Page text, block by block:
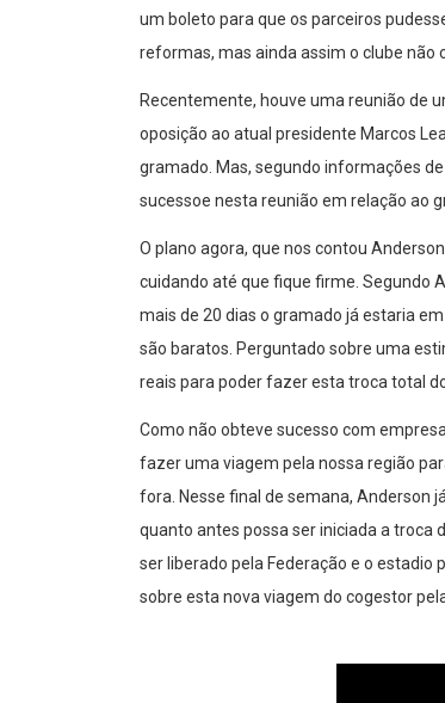
um boleto para que os parceiros
reformas, mas ainda assim o clube não
Recentemente, houve uma reunião de
oposição ao atual presidente Marcos
gramado. Mas, segundo informações
sucessoe nesta reunião em relação ao
O plano agora, que nos contou
cuidando até que fique firme. Segundo
mais de 20 dias o gramado já estaria
são baratos. Perguntado sobre uma
reais para poder fazer esta troca total
Como não obteve sucesso com
fazer uma viagem pela nossa região
fora. Nesse final de semana, Anderson
quanto antes possa ser iniciada a troca
ser liberado pela Federação e o
sobre esta nova viagem do cogestor